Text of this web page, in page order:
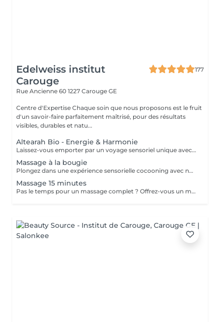
Edelweiss institut
Carouge
177
Rue Ancienne 60 1227 Carouge GE
Centre d'Expertise Chaque soin que nous proposons est le fruit
d'un savoir-faire parfaitement maîtrisé, pour des résultats
visibles, durables et natu...
Altearah Bio - Energie & Harmonie
Laissez-vous emporter par un voyage sensoriel unique avec notre massage aux huiles essentielles Altearah Bio: un rituel profondément enveloppant, qui mêle bien-être émotionnel, équilibre énergétique et relaxation du corps et de l'esprit. Chaque séance débute par un bilan olfactif personnalisé, pour sélectionner la couleur et la synergie d'huiles essentielles adaptée à votre besoin du moment : sérénité, vitalité, lâcher-prise, confiance, purification. Les huiles 100 % naturelles agissent subtilement sur vos émotions pendant que nos mains expertes détendent les tensions, réactivent la circulation et recentrent votre énergie. Ce soin holistique offre une véritable reconnexion à soi, un apaisement durable du mental, et un regain d'énergie vitale. Un moment suspendu, aussi puissant qu'intuitif, qui laisse la peau douce, l'âme légère et le corps profondément rééquilibré. Contre-indications: grossesse (selon les huiles utilisées), allaitement, épilepsie, allergies aux huiles essentielles, asthme, troubles hormonodépendants, hypotension ou hypertension non stabilisée, maladies de peau actives, cancer en cours ou récent, fièvre, pathologies respiratoires aiguës, traitement médical lourd sans avis médical Ne pas s'exposer au soleil après le massage (huiles essentielles) Merci de vous présenter 10 minutes avant l'heure de votre premier rendez-vous afin de prendre le temps de lire et signer votre fiche personnalisée.
Massage à la bougie
Plongez dans une expérience sensorielle cocooning avec notre massage à la bougie Pure Altitude, un véritable baume gourmand et nutritif pour le corps et l'âme. Dès l'allumage, la bougie se transforme en une huile tiède et fondante, délicatement parfumée, riche en beurres végétaux, cire d'abeille et extraits de plantes de montagne. Appliquée en massage enveloppant, elle glisse sur la peau avec une douceur exquise, nourrit intensément, relaxe profondément et laisse un sillage réconfortant. Ce rituel est une invitation à ralentir, à se reconnecter à soi, à se laisser bercer par la chaleur et les senteurs alpines. Idéal pour les peaux sèches, fatiguées, ou les esprits surmenés, c'est un pur moment de plaisir réconfortant, à s'offrir comme une parenthèse enchantée en plein cur de l'hiver ou quand le besoin de douceur se fait sentir. Contre-indications: peau irritée ou lésée, infections cutanées, brûlures récentes, grossesse (selon avis médical), allergies aux parfums, pathologies dermatologiques actives Merci de vous présenter 10 minutes avant l'heure de votre premier rendez-vous afin de prendre le temps de lire et signer votre fiche de soin personnalisée.
Massage 15 minutes
Pas le temps pour un massage complet ? Offrez-vous un massage du dos express alliant efficacité et détente profonde. Concentré sur les zones les plus tendues, ce massage libère rapidement les tensions accumulées, soulage les muscles fatigués et redonne une sensation immédiate de légèreté. Grâce aux huiles essentielles Altearah Bio, choisies pour leurs vertus relaxantes et revitalisantes, chaque geste est un véritable moment de bien-être, même en peu de temps. Idéal pour les agendas chargés, ce soin ciblé vous permet de repartir ressourcé, prêt à affronter votre journée avec sérénité. Contre-indications: peau irritée ou lésée, infections cutanées sur le dos, fièvre, inflammation aiguë ou chronique, allergies aux huiles essentielles, grossesse selon avis médical, pathologies dermatologiques actives. Ne pas s'exposer au soleil après le massage (huiles essentielles)